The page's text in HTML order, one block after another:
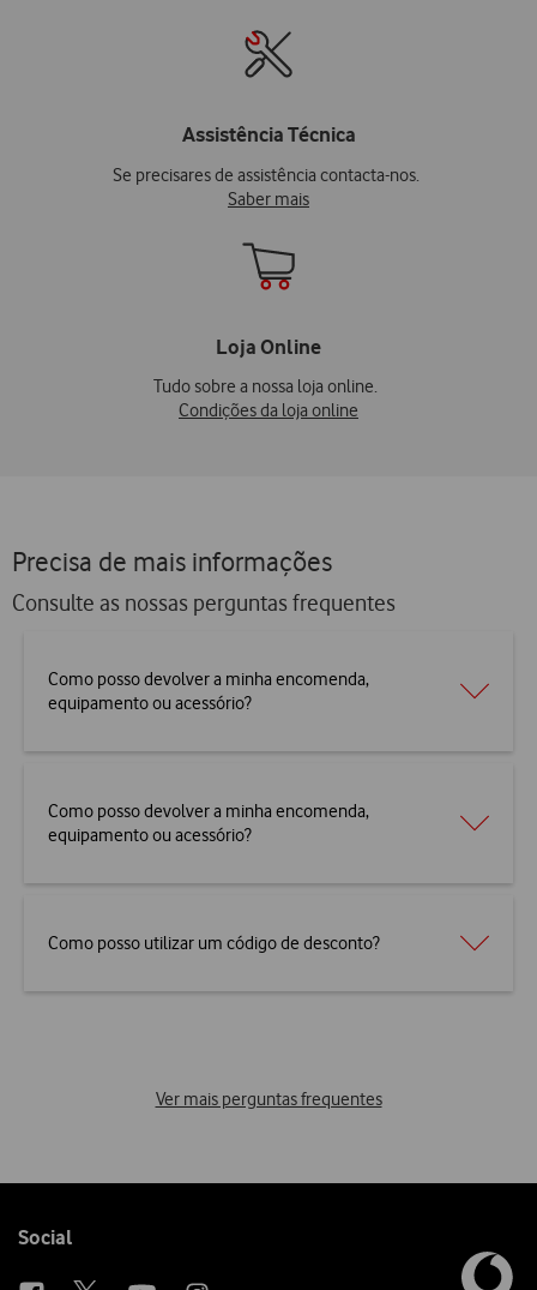
Assistência Técnica
Se precisares de assistência contacta-nos.
Saber mais
Loja Online
Tudo sobre a nossa loja online.
Condições da loja online
Precisa de mais informações
Consulte as nossas perguntas frequentes
Como posso devolver a minha encomenda,
equipamento ou acessório?
Como posso devolver a minha encomenda,
equipamento ou acessório?
Como posso utilizar um código de desconto?
Ver mais perguntas frequentes
Follow
Social